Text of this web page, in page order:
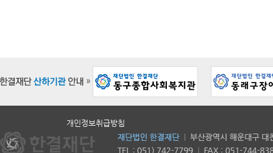
개인정보취급방침